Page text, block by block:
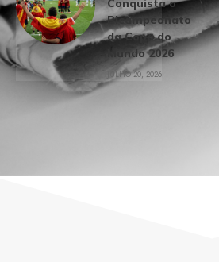
Conquista o
Bicampeonato
da Copa do
Mundo 2026
JULHO 20, 2026